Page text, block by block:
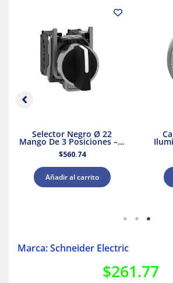
Selector Negro Ø 22
Mango De 3 Posiciones – 2
Na
$560.74
Añadir al carrito
Marca: Schneider Electric
$261.77